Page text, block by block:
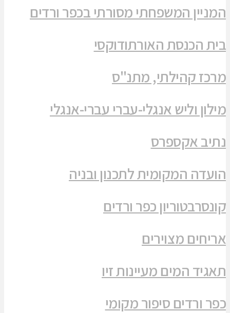
המניין המשפחתי מסורתי בכפר ורדים
בית הכנסת האורתודוקסי
מרכז קהילתי, מתנ"ס
מילון וליש אנגלי-עברי עברי-אנגלי
נתיב אקספרס
הועדה המקומית לתכנון ובניה
קונסרבטוריון כפר ורדים
אריחים מצוירים
תאגיד המים מעיינות זיו
כפר ורדים סיפור מקומי